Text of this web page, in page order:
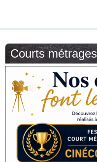
Courts métrages